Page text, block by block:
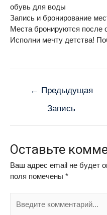
обувь для воды
Запись и бронирование
Места бронируются после
Исполни мечту детства!
← Предыдущая
Запись
Оставьте
Ваш адрес email не будет
поля помечены *